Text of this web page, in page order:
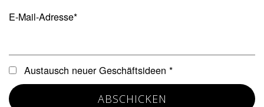
E-Mail-Adresse*
Austausch neuer Geschäftsideen *